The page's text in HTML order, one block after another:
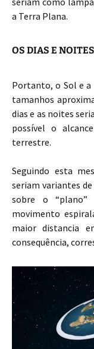
a Terra Plana.
OS DIAS E
Portanto, o Sol e a
tamanhos
dias e as noites
possível o
terrestre.
Seguindo esta
seriam variantes
sobre o “plano”
movimento
maior distancia
consequência,